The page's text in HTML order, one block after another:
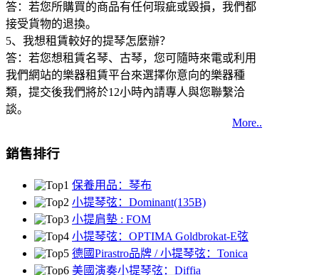
答：若您所購買的商品有任何瑕疵或毀損，我們都
接受貨物的退換。
5、我想租賃較好的提琴怎麼辦？
答：若您想租賃名琴、古琴，您可隨時來電或利用
我們網站的樂器租賃平台來選擇你意向的樂器種
類，提交後我們將於12小時內請專人與您聯繫洽
談。
More..
銷售排行
保養用品：琴布
小提琴弦：Dominant(135B)
小提肩墊 : FOM
小提琴弦：OPTIMA Goldbrokat-E弦
德國Pirastro品牌 / 小提琴弦：Tonica
美國演奏小提琴弦：Diffia